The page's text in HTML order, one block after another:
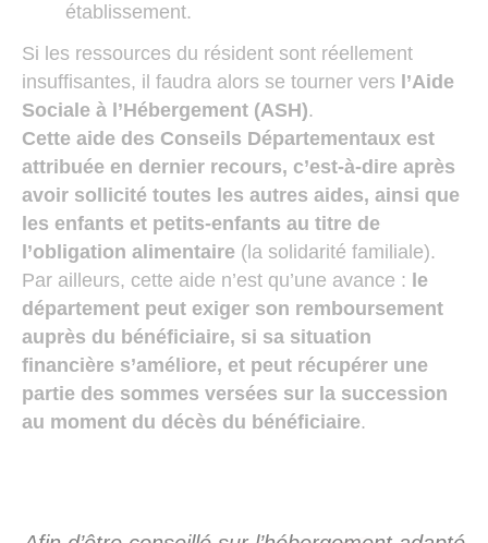
établissement.
Si les ressources du résident sont réellement
insuffisantes, il faudra alors se tourner vers l’Aide
Sociale à l’Hébergement (ASH).
Cette aide des Conseils Départementaux est
attribuée en dernier recours, c’est-à-dire après
avoir sollicité toutes les autres aides, ainsi que
les enfants et petits-enfants au titre de
l’obligation alimentaire (la solidarité familiale).
Par ailleurs, cette aide n’est qu’une avance : le
département peut exiger son remboursement
auprès du bénéficiaire, si sa situation
financière s’améliore, et peut récupérer une
partie des sommes versées sur la succession
au moment du décès du bénéficiaire.